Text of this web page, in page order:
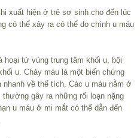
xuất hiện ở trẻ sơ sinh cho đến lúc
có thể xảy ra có thể do chính u máu
hoại tử vùng trung tâm khối u, bội
u. Chảy máu là một biến chứng
về thể tích. Các u máu nằm ở
gây ra những rối loạn nặng
u máu ở mi mắt có thể dẫn đến